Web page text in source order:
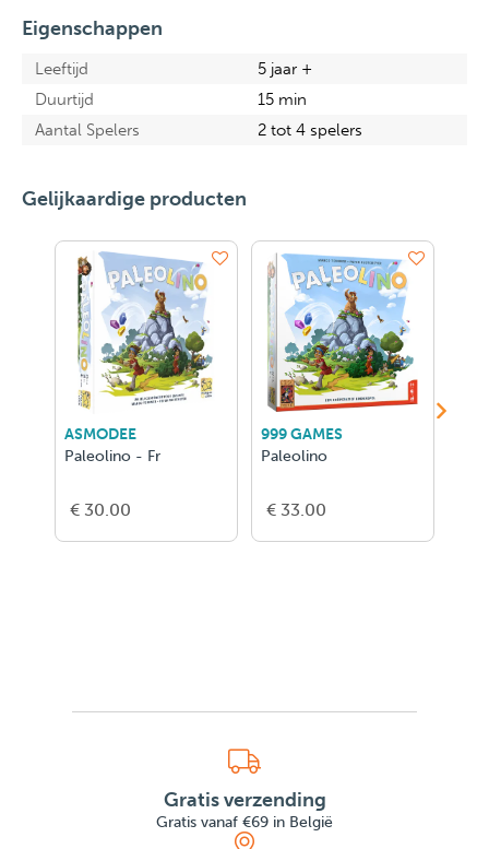
Eigenschappen
Leeftijd
5 jaar +
Duurtijd
15 min
Aantal Spelers
2 tot 4 spelers
Gelijkaardige producten
ASMODEE
Paleolino - Fr
€ 30.00
999 GAMES
Paleolino
€ 33.00
Gratis verzending
Gratis vanaf €69 in België